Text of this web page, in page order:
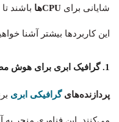
شایانی برای CPUها باشند
این کاربردها بیشتر آشنا
1. گرافیک ابری برای هوش مصنوعی:
پردازنده‌هایگرافیکی ابری
می‌کنند. این فناوری منجر به